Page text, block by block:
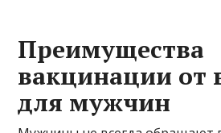
Преимущества
вакцинации от
для мужчин